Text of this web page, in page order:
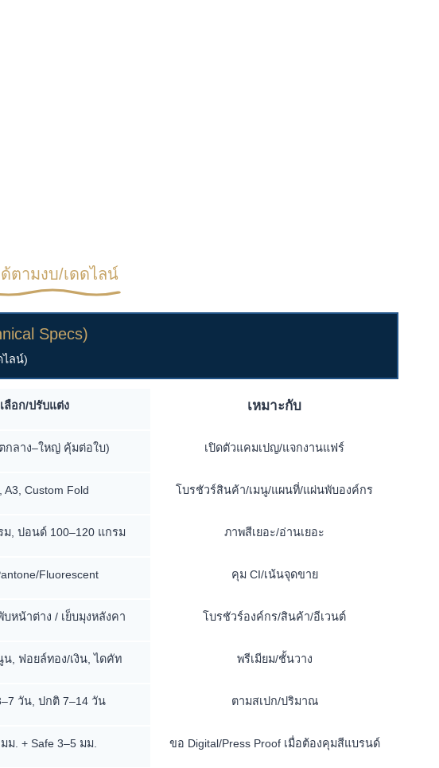
ตามงบ/เดดไลน์
Specs)
ไลน์)
ลือก/ปรับแต่ง เหมาะกับ
กลาง–ใหญ่ คุ้มต่อใบ) เปิดตัวแคมเปญ/แจกงานแฟร์
A3, Custom Fold โบรชัวร์สินค้า/เมนู/แผนที่/แผ่นพับองค์กร
ม, ปอนด์ 100–120 แกรม ภาพสีเยอะ/อ่านเยอะ
Fluorescent คุม CI/เน้นจุดขาย
หน้าต่าง / เย็บมุงหลังคา โบรชัวร์องค์กร/สินค้า/อีเวนต์
น, ฟอยล์ทอง/เงิน, ไดคัท พรีเมียม/ชั้นวาง
วัน, ปกติ 7–14 วัน ตามสเปก/ปริมาณ
ม. + Safe 3–5 มม. ขอ Digital/Press Proof เมื่อต้องคุมสีแบรนด์